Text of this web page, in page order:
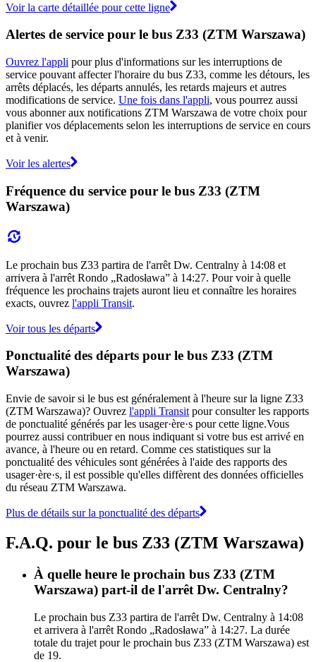
Voir la carte détaillée pour cette ligne
Alertes de service pour le bus Z33 (ZTM Warszawa)
Ouvrez l'appli pour plus d'informations sur les interruptions de
service pouvant affecter l'horaire du bus Z33, comme les détours, les
arrêts déplacés, les départs annulés, les retards majeurs et autres
modifications de service. Une fois dans l'appli, vous pourrez aussi
vous abonner aux notifications ZTM Warszawa de votre choix pour
planifier vos déplacements selon les interruptions de service en cours
et à venir.
Voir les alertes
Fréquence du service pour le bus Z33 (ZTM
Warszawa)
Le prochain bus Z33 partira de l'arrêt Dw. Centralny à 14:08 et
arrivera à l'arrêt Rondo „Radosława” à 14:27. Pour voir à quelle
fréquence les prochains trajets auront lieu et connaître les horaires
exacts, ouvrez l'appli Transit.
Voir tous les départs
Ponctualité des départs pour le bus Z33 (ZTM
Warszawa)
Envie de savoir si le bus est généralement à l'heure sur la ligne Z33
(ZTM Warszawa)? Ouvrez l'appli Transit pour consulter les rapports
de ponctualité générés par les usager·ère·s pour cette ligne.Vous
pourrez aussi contribuer en nous indiquant si votre bus est arrivé en
avance, à l'heure ou en retard. Comme ces statistiques sur la
ponctualité des véhicules sont générées à l'aide des rapports des
usager·ère·s, il est possible qu'elles diffèrent des données officielles
du réseau ZTM Warszawa.
Plus de détails sur la ponctualité des départs
F.A.Q. pour le bus Z33 (ZTM Warszawa)
À quelle heure le prochain bus Z33 (ZTM
Warszawa) part-il de l'arrêt Dw. Centralny?
Le prochain bus Z33 partira de l'arrêt Dw. Centralny à 14:08
et arrivera à l'arrêt Rondo „Radosława” à 14:27. La durée
totale du trajet pour le prochain bus Z33 (ZTM Warszawa) est
de 19.